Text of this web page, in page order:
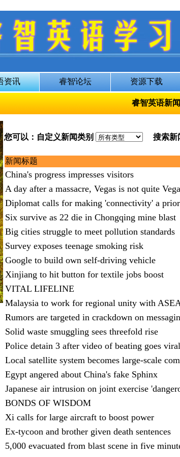
睿智英语新闻